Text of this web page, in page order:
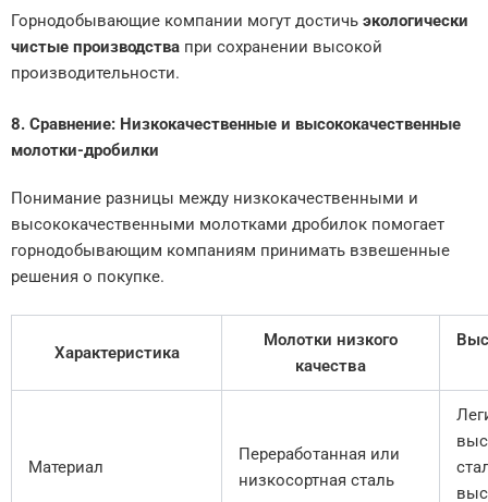
Горнодобывающие компании могут достичь экологически
чистые производства при сохранении высокой
производительности.
8. Сравнение: Низкокачественные и высококачественные
молотки-дробилки
Понимание разницы между низкокачественными и
высококачественными молотками дробилок помогает
горнодобывающим компаниям принимать взвешенные
решения о покупке.
Характеристика
Молотки низкого
качества
Материал
Переработанная или
низкосортная сталь